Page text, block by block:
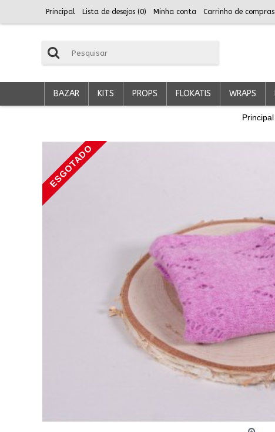
Principal Lista de desejos (0) Minha conta Carrinho de compras
BAZAR KITS PROPS FLOKATIS WRAPS
Principal
ESGOTADO